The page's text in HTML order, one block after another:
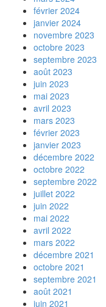
février 2024
janvier 2024
novembre 2023
octobre 2023
septembre 2023
août 2023
juin 2023
mai 2023
avril 2023
mars 2023
février 2023
janvier 2023
décembre 2022
octobre 2022
septembre 2022
juillet 2022
juin 2022
mai 2022
avril 2022
mars 2022
décembre 2021
octobre 2021
septembre 2021
août 2021
juin 2021